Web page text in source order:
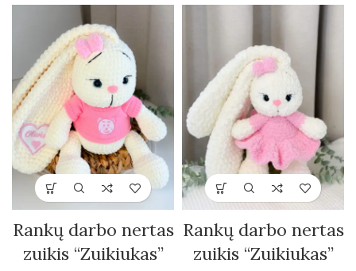
Rankų darbo nertas
zuikis “Zuikiukas”
Rankų darbo nertas
zuikis “Zuikiukas”